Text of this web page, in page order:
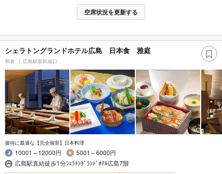
空席状況を更新する
シェラトングランドホテル広島 日本食 雅庭
和食 広島駅新幹線口
接待に最適な【完全個室】日本料理
10001～12000円
5001～6000円
広島駅直結徒歩1分ｼｪﾗﾄﾝｸﾞﾗﾝﾄﾞﾎﾃﾙ広島7階